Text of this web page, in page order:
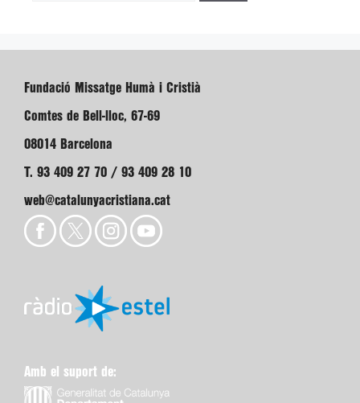
Fundació Missatge Humà i Cristià
Comtes de Bell-lloc, 67-69
08014 Barcelona
T. 93 409 27 70 / 93 409 28 10
web@catalunyacristiana.cat
Amb el suport de: